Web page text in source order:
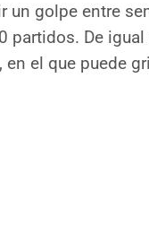
un golpe entre
partidos. De
el que puede